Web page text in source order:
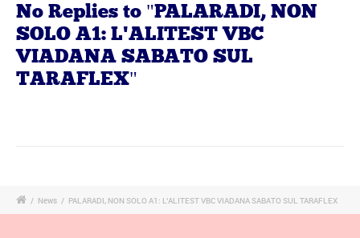
No Replies to "PALARADI, NON
SOLO A1: L'ALITEST VBC
VIADANA SABATO SUL
TARAFLEX"
/ News / PALARADI, NON SOLO A1: L’ALITEST VBC VIADANA SABATO SUL TARAFLEX